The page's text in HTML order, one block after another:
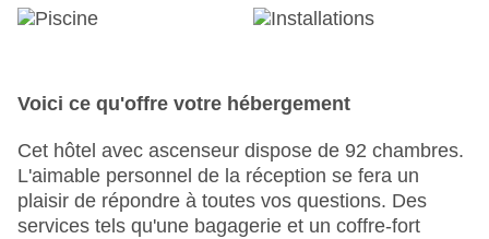
Voici ce qu'offre votre hébergement
Cet hôtel avec ascenseur dispose de 92 chambres.
L'aimable personnel de la réception se fera un
plaisir de répondre à toutes vos questions. Des
services tels qu'une bagagerie et un coffre-fort